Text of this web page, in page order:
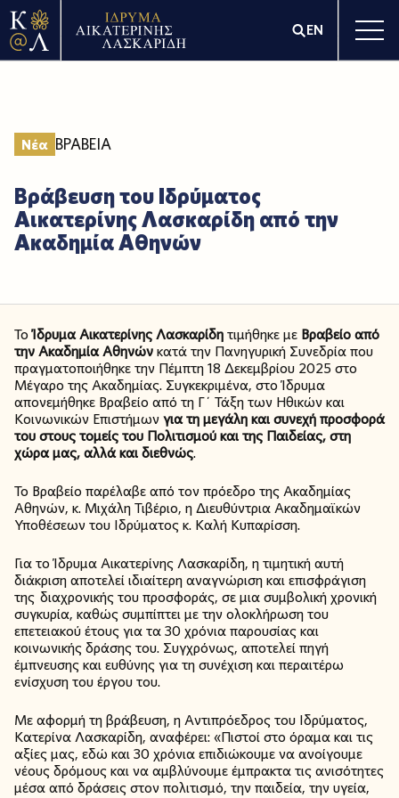
EN
Νέα ΒΡΑΒΕΙΑ
Βράβευση του Ιδρύματος
Αικατερίνης Λασκαρίδη από την
Ακαδημία Αθηνών
ΤοΊδρυμα Αικατερίνης Λασκαρίδητιμήθηκε με Βραβείο από
την Ακαδημία Αθηνώνκατά την Πανηγυρική Συνεδρία που
πραγματοποιήθηκε την Πέμπτη 18 Δεκεμβρίου 2025 στο
Μέγαρο της Ακαδημίας. Συγκεκριμένα, στο Ίδρυμα
απονεμήθηκε Βραβείο από τη Γ΄ Τάξη των Ηθικών και
Κοινωνικών Επιστήμωνγια τη μεγάλη και συνεχή προσφορά
του στους τομείς του Πολιτισμού και της Παιδείας, στη
χώρα μας, αλλά και διεθνώς.
Το Βραβείο παρέλαβε από τον πρόεδρο της Ακαδημίας
Αθηνών, κ. Μιχάλη Τιβέριο, η Διευθύντρια Ακαδημαϊκών
Υποθέσεων του Ιδρύματος κ. Καλή Κυπαρίσση.
Για το Ίδρυμα Αικατερίνης Λασκαρίδη, η τιμητική αυτή
διάκριση αποτελεί ιδιαίτερη αναγνώριση και επισφράγιση
της διαχρονικής του προσφοράς, σε μια συμβολική χρονική
συγκυρία, καθώς συμπίπτει με την ολοκλήρωση του
επετειακού έτους για τα 30 χρόνια παρουσίας και
κοινωνικής δράσης του. Συγχρόνως, αποτελεί πηγή
έμπνευσης και ευθύνης για τη συνέχιση και περαιτέρω
ενίσχυση του έργου του.
Με αφορμή τη βράβευση, η Αντιπρόεδρος του Ιδρύματος,
Κατερίνα Λασκαρίδη, αναφέρει: «Πιστοί στο όραμα και τις
αξίες μας, εδώ και 30 χρόνια επιδιώκουμε να ανοίγουμε
νέους δρόμους και να αμβλύνουμε έμπρακτα τις ανισότητες
μέσα από δράσεις στον πολιτισμό, την παιδεία, την υγεία,